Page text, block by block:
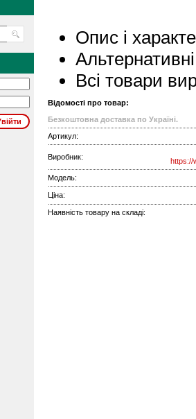
Опис і
Всі товари
Відомості про товар:
Безкоштовна доставка по Україні.
Артикул:
Виробник:
https://
Модель:
Ціна:
Наявність товару на складі: